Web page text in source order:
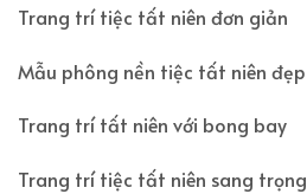
Trang trí tiệc tất niên đơn giản
Mẫu phông nền tiệc tất niên đẹp
Trang trí tất niên với bong bay
Trang trí tiệc tất niên sang trọng